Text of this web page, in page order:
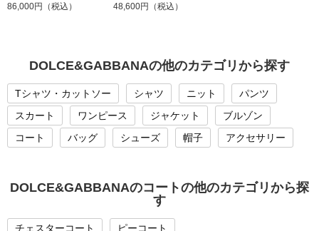
86,000円（税込） 48,600円（税込）
DOLCE&GABBANAの他のカテゴリから探す
Tシャツ・カットソー シャツ ニット
パンツ
スカート
ワンピース ジャケット
ブルゾン
コート
バッグ シューズ 帽子 アクセサリー
DOLCE&GABBANAのコートの他のカテゴリから探
す
チェスターコート ピーコート